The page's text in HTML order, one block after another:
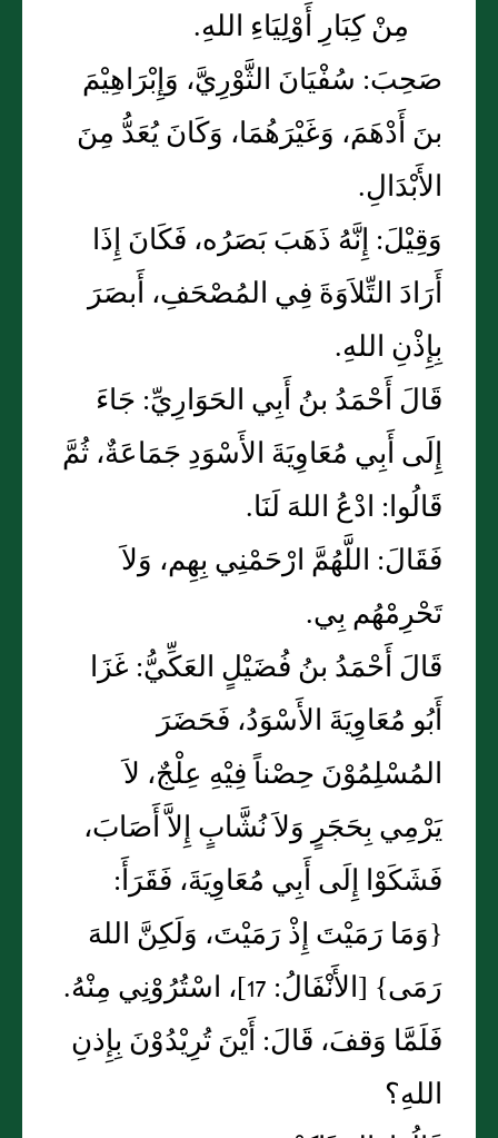
مِنْ كِبَارِ أَوْلِيَاءِ اللهِ.
صَحِبَ: سُفْيَانَ الثَّوْرِيَّ، وَإِبْرَاهِيْمَ
بنَ أَدْهَمَ، وَغَيْرَهُمَا، وَكَانَ يُعَدُّ مِنَ
الأَبْدَالِ.
وَقِيْلَ: إِنَّهُ ذَهَبَ بَصَرُه، فَكَانَ إِذَا
أَرَادَ التِّلاَوَةَ فِي المُصْحَفِ، أَبصَرَ
بِإِذْنِ اللهِ.
قَالَ أَحْمَدُ بنُ أَبِي الحَوَارِيِّ: جَاءَ
إِلَى أَبِي مُعَاوِيَةَ الأَسْوَدِ جَمَاعَةٌ، ثُمَّ
قَالُوا: ادْعُ اللهَ لَنَا.
فَقَالَ: اللَّهُمَّ ارْحَمْنِي بِهِم، وَلاَ
تَحْرِمْهُم بِي.
قَالَ أَحْمَدُ بنُ فُضَيْلٍ العَكِّيُّ: غَزَا
أَبُو مُعَاوِيَةَ الأَسْوَدُ، فَحَضَرَ
المُسْلِمُوْنَ حِصْناً فِيْهِ عِلْجٌ، لاَ
يَرْمِي بِحَجَرٍ وَلاَ نُشَّابٍ إِلاَّ أَصَابَ،
فَشَكَوْا إِلَى أَبِي مُعَاوِيَةَ، فَقَرَأَ:
{وَمَا رَمَيْتَ إِذْ رَمَيْتَ، وَلَكِنَّ اللهَ
رَمَى} [الأَنْفَالُ: 17]، اسْتُرُوْنِي مِنْهُ.
فَلَمَّا وَقفَ، قَالَ: أَيْنَ تُرِيْدُوْنَ بِإِذنِ
اللهِ؟